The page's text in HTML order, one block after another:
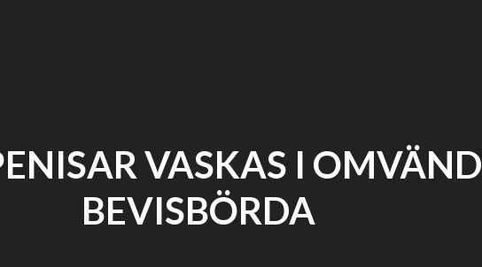
VASKAS I OMVÄND
BEVISBÖRDA